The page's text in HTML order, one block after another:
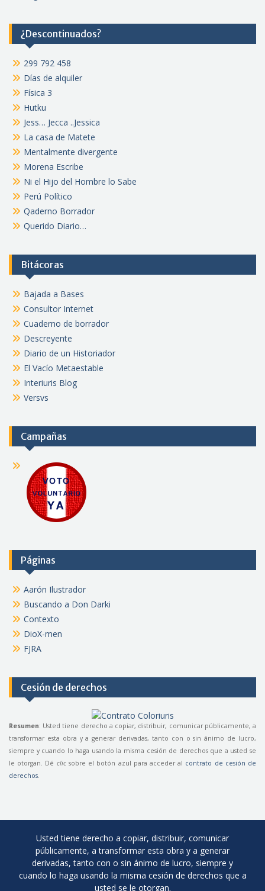
¿Descontinuados?
299 792 458
Días de alquiler
Física 3
Hutku
Jess… Jecca ..Jessica
La casa de Matete
Mentalmente divergente
Morena Escribe
Ni el Hijo del Hombre lo Sabe
Perú Político
Qaderno Borrador
Querido Diario…
Bitácoras
Bajada a Bases
Consultor Internet
Cuaderno de borrador
Descreyente
Diario de un Historiador
El Vacío Metaestable
Interiuris Blog
Versvs
Campañas
Páginas
Aarón Ilustrador
Buscando a Don Darki
Contexto
DioX-men
FJRA
Cesión de derechos
Resumen: Usted tiene derecho a copiar, distribuir, comunicar públicamente, a
transformar esta obra y a generar derivadas, tanto con o sin ánimo de lucro,
siempre y cuando lo haga usando la misma cesión de derechos que a usted se
le otorgan. Dé clicsobre el botón azul para acceder al contrato de cesión de
derechos
Usted tiene derecho a copiar, distribuir, comunicar
públicamente, a transformar esta obra y a generar
derivadas, tanto con o sin ánimo de lucro, siempre y
cuando lo haga usando la misma cesión de derechos que a
usted se le otorgan.